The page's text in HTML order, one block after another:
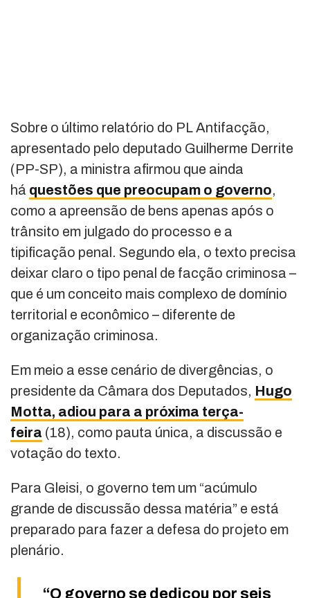
Sobre o último relatório do PL Antifacção,
apresentado pelo deputado Guilherme Derrite
(PP-SP), a ministra afirmou que ainda
há questões que preocupam o governo,
como a apreensão de bens apenas após o
trânsito em julgado do processo e a
tipificação penal. Segundo ela, o texto precisa
deixar claro o tipo penal de facção criminosa –
que é um conceito mais complexo de domínio
territorial e econômico – diferente de
organização criminosa.
Em meio a esse cenário de divergências, o
presidente da Câmara dos Deputados, Hugo
Motta, adiou para a próxima terça-
feira (18), como pauta única, a discussão e
votação do texto.
Para Gleisi, o governo tem um “acúmulo
grande de discussão dessa matéria” e está
preparado para fazer a defesa do projeto em
plenário.
“O governo se dedicou por seis